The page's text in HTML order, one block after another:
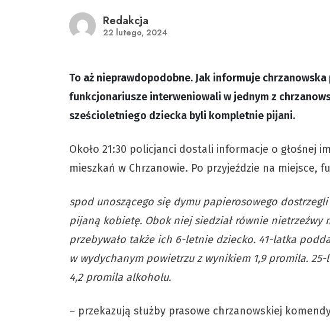
Redakcja
22 lutego, 2024
To aż nieprawdopodobne. Jak informuje
funkcjonariusze interweniowali w jednym z
sześcioletniego dziecka byli kompletnie pijani.
Około 21:30 policjanci dostali informacje o głośnej
mieszkań w Chrzanowie. Po przyjeździe na miejsce,
spod unoszącego się dymu papierosowego
pijaną kobietę. Obok niej siedział równie nietrzeźwy
przebywało także ich 6-letnie dziecko. 41-latka
w wydychanym powietrzu z wynikiem 1,9 promila.
4,2 promila alkoholu.
– przekazują służby prasowe chrzanowskiej